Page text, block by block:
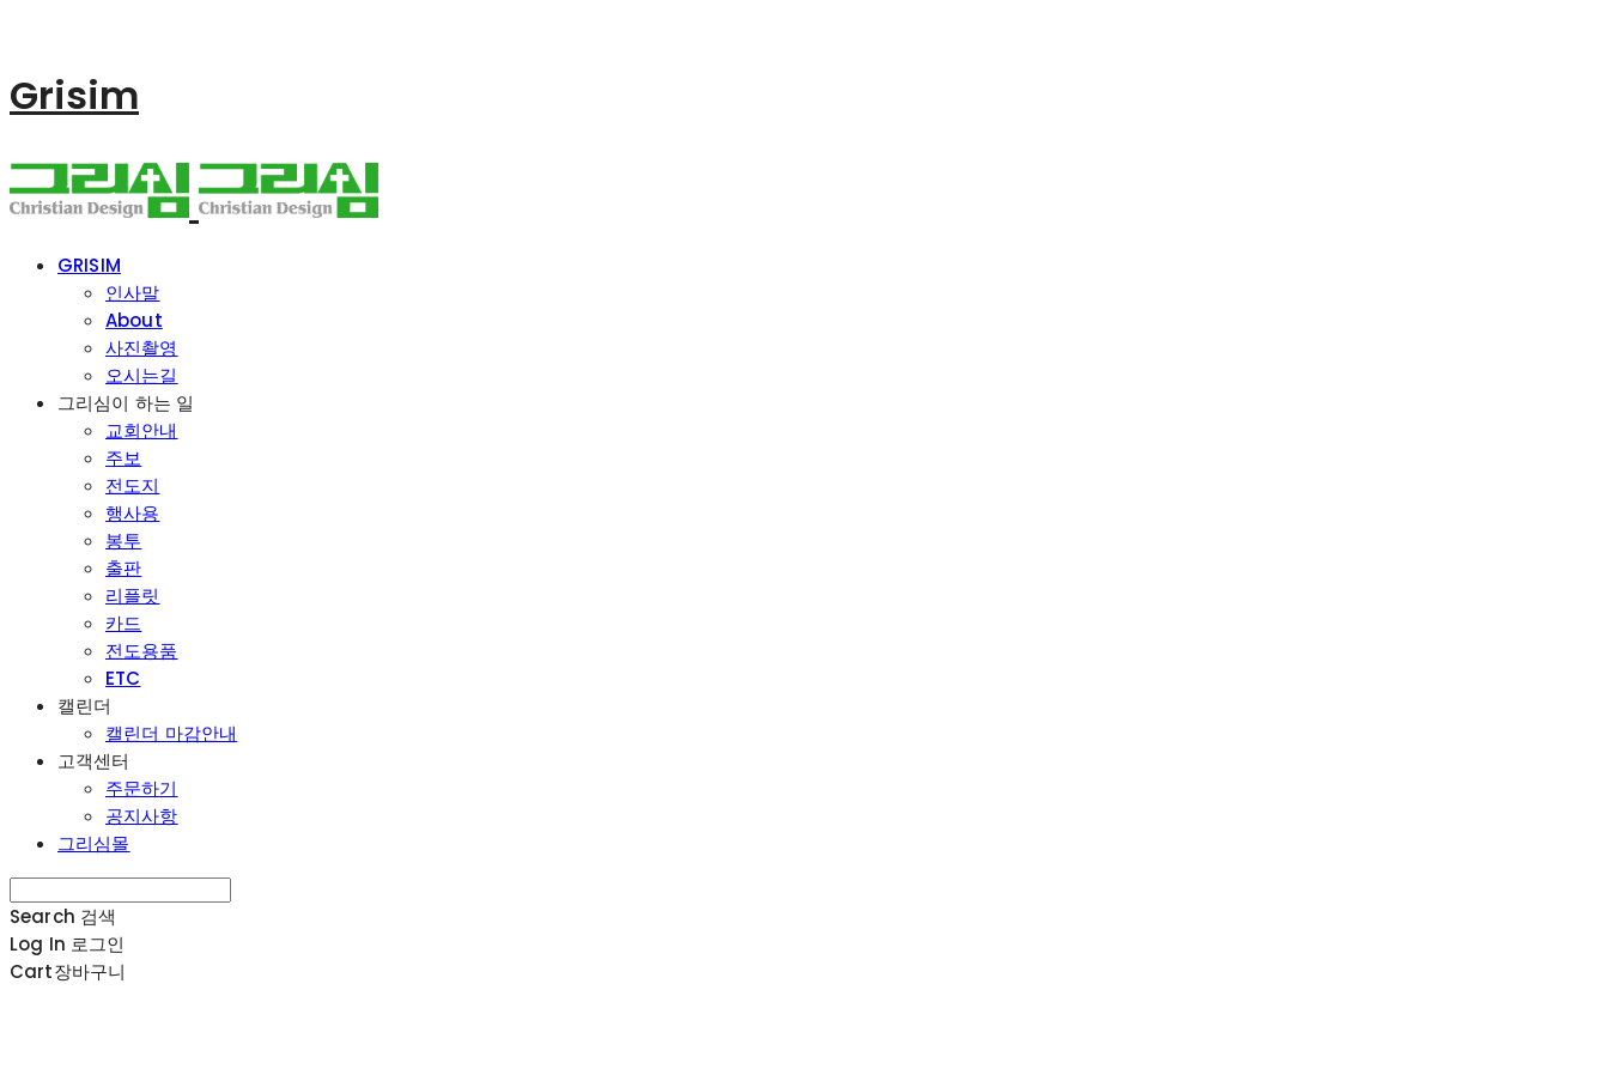
Grisim
GRISIM
인사말
About
사진촬영
오시는길
그리심이 하는 일
교회안내
주보
전도지
행사용
봉투
출판
리플릿
카드
전도용품
ETC
캘린더
캘린더 마감안내
고객센터
주문하기
공지사항
그리심몰
Search 검색
Log In 로그인
Cart장바구니